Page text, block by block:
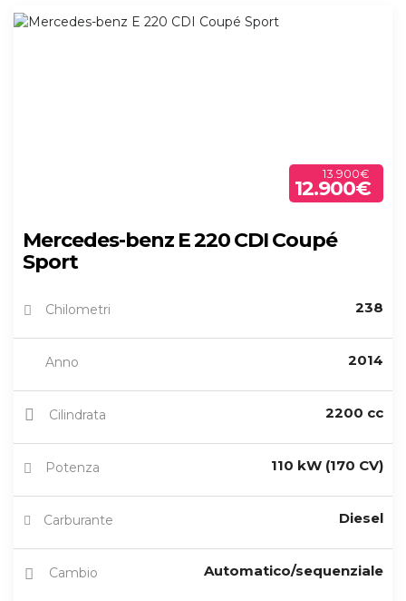
13.900€
12.900€
Mercedes-benz E 220 CDI Coupé
Sport
Chilometri 238
Anno 2014
Cilindrata 2200 cc
Potenza 110 kW (170 CV)
Carburante Diesel
Cambio Automatico/sequenziale